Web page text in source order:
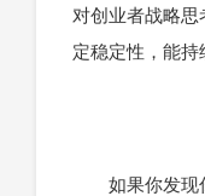
对创业者战略
定稳定性，能持
如果你发现